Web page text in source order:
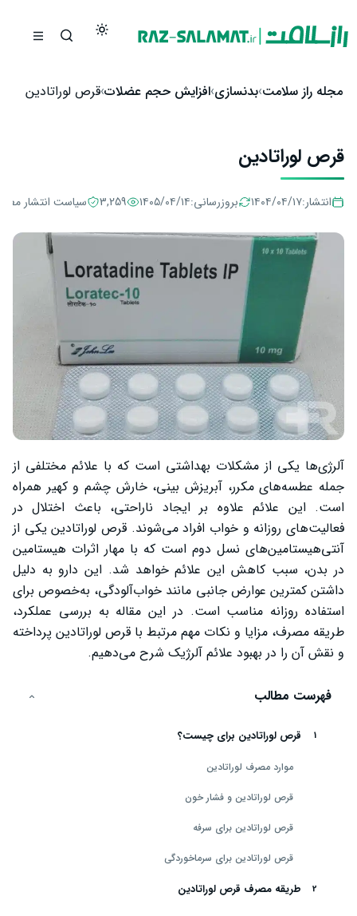
مجله راز سلامت بدنسازی افزایش حجم عضلات قرص لوراتادین
قرص لوراتادین
انتشار:۱۴۰۴/۰۴/۱۷ بروزرسانی:۱۴۰۵/۰۴/۱۴ 3,259 سیاست انتشار
آلرژی‌ها یکی از مشکلات بهداشتی است که با علائم مختلفی از
جمله عطسه‌های مکرر، آبریزش بینی، خارش چشم و کهیر همراه
است. این علائم علاوه بر ایجاد ناراحتی، باعث اختلال در
فعالیت‌های روزانه و خواب افراد می‌شوند. قرص لوراتادین یکی از
آنتی‌هیستامین‌های نسل دوم است که با مهار اثرات هیستامین
در بدن، سبب کاهش این علائم خواهد شد. این دارو به دلیل
داشتن کمترین عوارض جانبی مانند خواب‌آلودگی، به‌خصوص برای
استفاده روزانه مناسب است. در این مقاله به بررسی عملکرد،
طریقه مصرف، مزایا و نکات مهم مرتبط با قرص لوراتادین پرداخته
و نقش آن را در بهبود علائم آلرژیک شرح می‌دهیم.
فهرست مطالب
قرص لوراتادین برای چیست؟
موارد مصرف لوراتادین
قرص لوراتادین و فشار خون
قرص لوراتادین برای سرفه
قرص لوراتادین برای سرماخوردگی
طریقه مصرف قرص لوراتادین